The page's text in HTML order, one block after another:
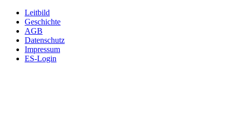
Leitbild
Geschichte
AGB
Datenschutz
Impressum
ES-Login